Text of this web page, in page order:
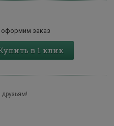
заказ
в 1 клик